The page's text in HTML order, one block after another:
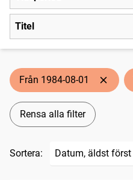
Titel
Från 1984-08-01
Rensa alla filter
Sortera: